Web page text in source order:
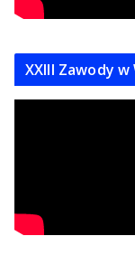
XXIII Zawody